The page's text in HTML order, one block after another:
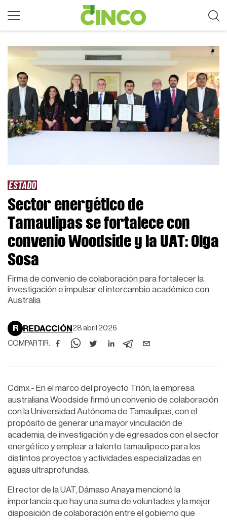
ESTADO
Sector energético de
Tamaulipas se fortalece con
convenio Woodside y la UAT: Olga
Sosa
Firma de convenio de colaboración para fortalecer la
investigación e impulsar el intercambio académico con
Australia
R REDACCIÓN 28 abril 2026
COMPARTIR:
Cdmx.- En el marco del proyecto Trión, la empresa
australiana Woodside firmó un convenio de colaboración
con la Universidad Autónoma de Tamaulipas, con el
propósito de generar una mayor vinculación de
academia, de investigación y de egresados con el sector
energético y emplear a talento tamaulipeco para los
distintos proyectos y actividades especializadas en
aguas ultraprofundas.
El rector de la UAT, Dámaso Anaya mencionó la
importancia que hay una suma de voluntades y la mejor
disposición de colaboración entre el gobierno que